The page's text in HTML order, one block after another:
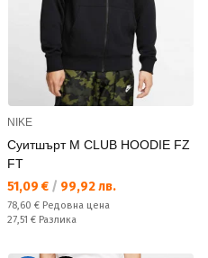
NIKE
Суитшърт M CLUB HOODIE FZ
FT
Текуща цена:
51,09 € / 99,92 лв.
Редовна цена:
78,60 € Редовна цена
Спестявате:
27,51 € Разлика